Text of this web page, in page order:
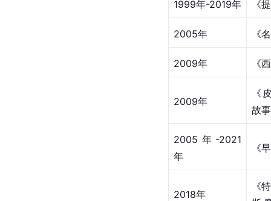
1999年-2019年 《
2005年 《
2009年 《
2009年
《
故
2005年-2021
年
《
2018年
《